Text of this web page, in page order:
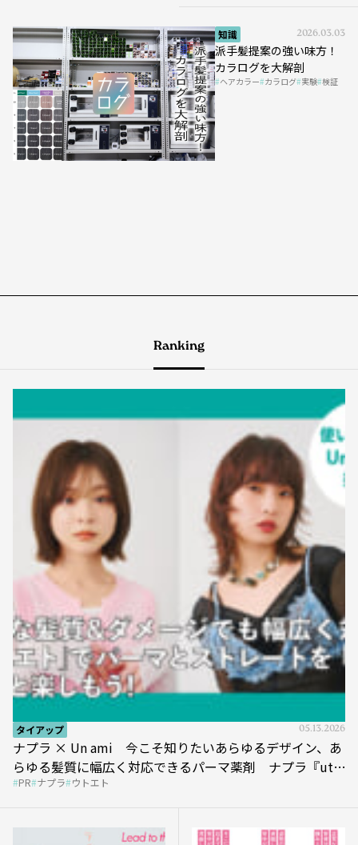
知識 2026.03.03
派手髪提案の強い味方！
カラログを大解剖
ヘアカラー カラログ 実験 検証
Ranking
タイアップ 05.13.2026
ナプラ × Un ami 今こそ知りたいあらゆるデザイン、あ
らゆる髪質に幅広く対応できるパーマ薬剤 ナプラ『ut-
et』
PR ナプラ ウトエト